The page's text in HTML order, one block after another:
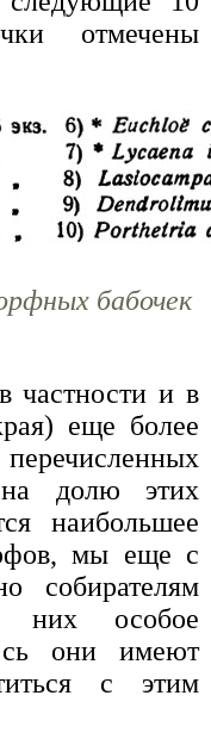
отмечены
бабочек
частности и в
еще более
долю этих
наибольшее
мы еще с
собирателям
них особое
они имеют
с этим